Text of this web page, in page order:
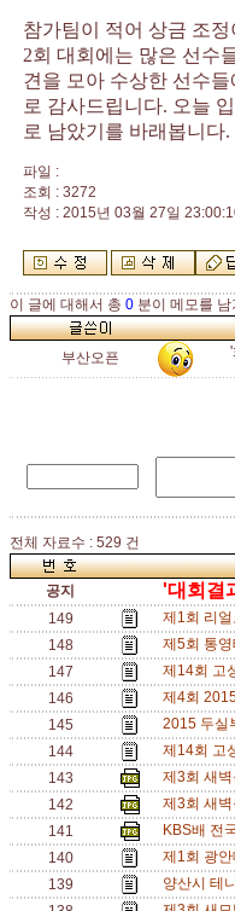
참가팀이 적어 상금 조
2회 대회에는 많은 선수
견을 모아 수상한 선수
로 감사드립니다. 오늘
로 남았기를 바래봅니다.
파일 :
조회 : 3272
작성 : 2015년 03월 27일
이 글에 대해서 총 0 분이 메모를
부산오픈 '
전체 자료수 : 529 건
공지 '대회결
149
제1회 리
148
제5회 통
147
제14회 고
146
제4회
145
2015 두실
144
제14회 고
143
제3회 새
142
제3회 새
141
KBS배 전
140
제1회 광
139
양산시 테